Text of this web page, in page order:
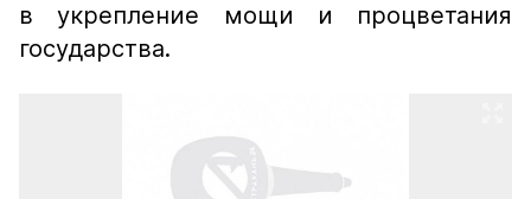
в укрепление мощи и процветания
государства.